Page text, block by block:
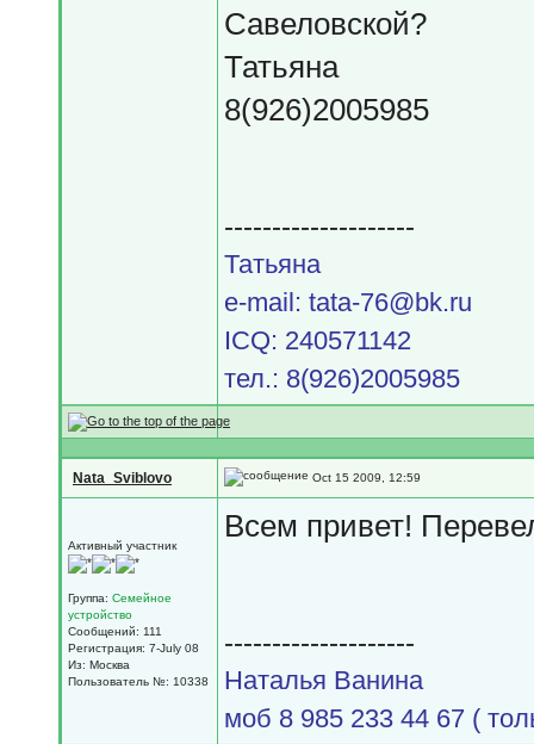
Савеловской?
Татьяна
8(926)2005985
--------------------
Татьяна
e-mail: tata-76@bk.ru
ICQ: 240571142
тел.: 8(926)2005985
Nata_Sviblovo Oct 15 2009, 12:59
Активный участник
Группа: Семейное
устройство
Сообщений: 111
Регистрация: 7-July 08
Из: Москва
Пользователь №: 10338
Всем привет!
--------------------
Наталья Ванина
моб 8 985 233 44 67 (